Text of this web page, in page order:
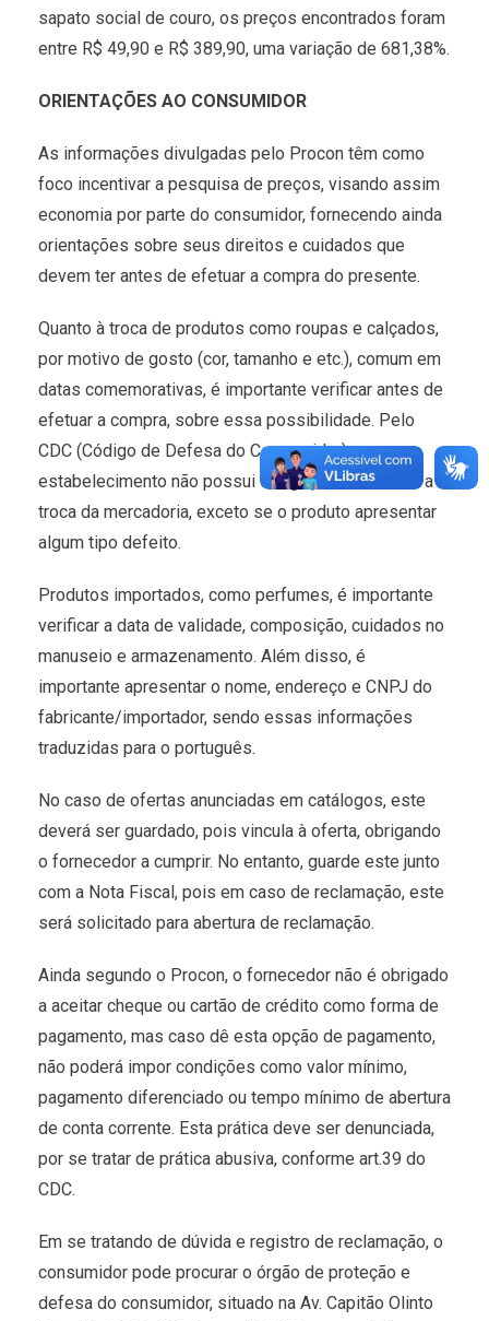
sapato social de couro, os preços encontrados foram
entre R$ 49,90 e R$ 389,90, uma variação de 681,38%.
ORIENTAÇÕES AO CONSUMIDOR
As informações divulgadas pelo Procon têm como
foco incentivar a pesquisa de preços, visando assim
economia por parte do consumidor, fornecendo ainda
orientações sobre seus direitos e cuidados que
devem ter antes de efetuar a compra do presente.
Quanto à troca de produtos como roupas e calçados,
por motivo de gosto (cor, tamanho e etc.), comum em
datas comemorativas, é importante verificar antes de
efetuar a compra, sobre essa possibilidade. Pelo
CDC (Código de Defesa do Consumidor) o
estabelecimento não possui obrigação de realizar a
troca da mercadoria, exceto se o produto apresentar
algum tipo defeito.
Produtos importados, como perfumes, é importante
verificar a data de validade, composição, cuidados no
manuseio e armazenamento. Além disso, é
importante apresentar o nome, endereço e CNPJ do
fabricante/importador, sendo essas informações
traduzidas para o português.
No caso de ofertas anunciadas em catálogos, este
deverá ser guardado, pois vincula à oferta, obrigando
o fornecedor a cumprir. No entanto, guarde este junto
com a Nota Fiscal, pois em caso de reclamação, este
será solicitado para abertura de reclamação.
Ainda segundo o Procon, o fornecedor não é obrigado
a aceitar cheque ou cartão de crédito como forma de
pagamento, mas caso dê esta opção de pagamento,
não poderá impor condições como valor mínimo,
pagamento diferenciado ou tempo mínimo de abertura
de conta corrente. Esta prática deve ser denunciada,
por se tratar de prática abusiva, conforme art.39 do
CDC.
Em se tratando de dúvida e registro de reclamação, o
consumidor pode procurar o órgão de proteção e
defesa do consumidor, situado na Av. Capitão Olinto